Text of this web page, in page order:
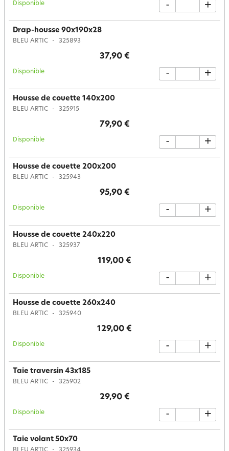
Disponible - +
Drap-housse 90x190x28
BLEU ARTIC 325893
37,90 €
Disponible - +
Housse de couette 140x200
BLEU ARTIC 325915
79,90 €
Disponible - +
Housse de couette 200x200
BLEU ARTIC 325943
95,90 €
Disponible - +
Housse de couette 240x220
BLEU ARTIC 325937
119,00 €
Disponible - +
Housse de couette 260x240
BLEU ARTIC 325940
129,00 €
Disponible - +
Taie traversin 43x185
BLEU ARTIC 325902
29,90 €
Disponible - +
Taie volant 50x70